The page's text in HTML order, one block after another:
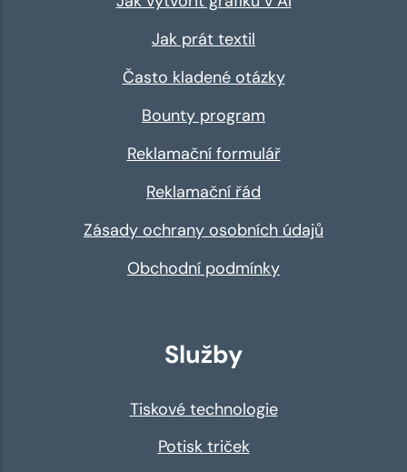
Jak prát textil
Často kladené otázky
Bounty program
Reklamační formulář
Reklamační řád
Zásady ochrany osobních údajů
Obchodní podmínky
Služby
Tiskové technologie
Potisk triček